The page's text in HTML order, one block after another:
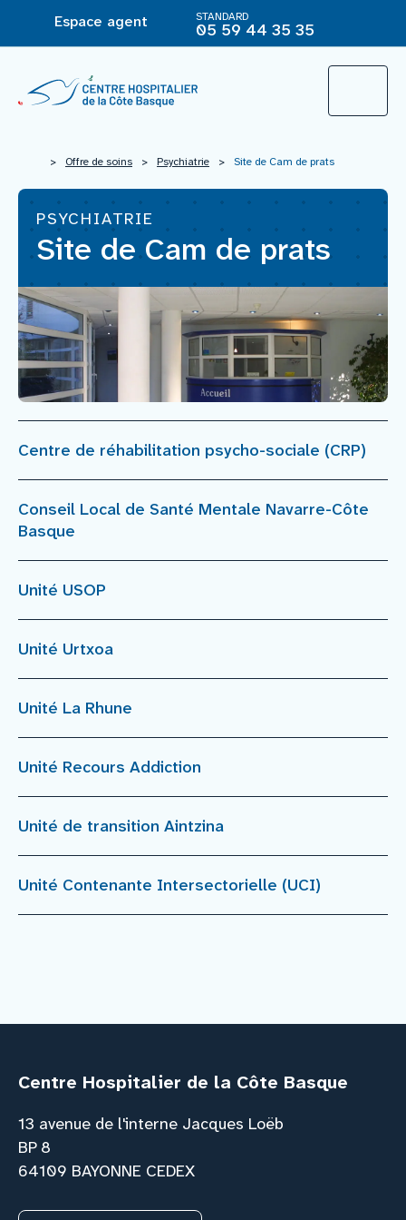
Espace agent STANDARD
05 59 44 35 35
L’Hôpital
Le groupement hospitalier
Agir pour ma santé
Vous êtes
Nous rejoindre
Vous former
Venir au CHCB
Espace agent
Faire un don
Contact
> Offre de soins > Psychiatrie > Site de Cam de prats
PSYCHIATRIE
Site de Cam de prats
Centre de réhabilitation psycho-sociale (CRP)
Conseil Local de Santé Mentale Navarre-Côte
Basque
Unité USOP
Unité Urtxoa
Unité La Rhune
Unité Recours Addiction
Unité de transition Aintzina
Unité Contenante Intersectorielle (UCI)
Centre Hospitalier de la Côte Basque
13 avenue de l'interne Jacques Loëb
BP 8
64109 BAYONNE CEDEX